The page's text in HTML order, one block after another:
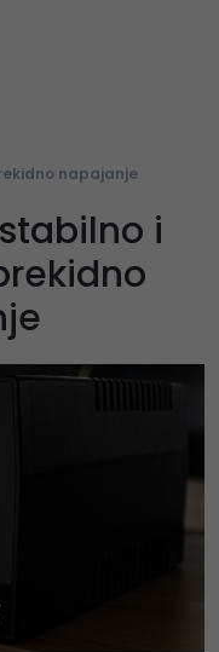
napajanje
i